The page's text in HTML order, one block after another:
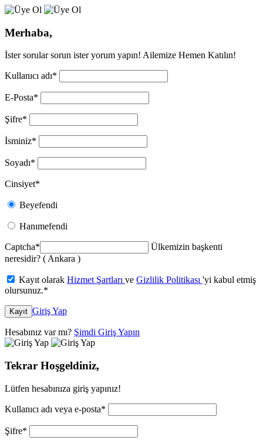
Merhaba,
İster sorular sorun ister yorum yapın! Ailemize Hemen Katılın!
Kullanıcı adı*
E-Posta*
Şifre*
İsminiz*
Soyadı*
Cinsiyet*
Beyefendi
Hanımefendi
Captcha*
Ülkemizin başkenti
neresidir? ( Ankara )
Kayıt olarak Hizmet Şartları ve Gizlilik Politikası 'yi kabul etmiş
olursunuz.*
Kayıt Giriş Yap
Hesabınız var mı? Şimdi Giriş Yapın
Tekrar Hoşgeldiniz,
Lütfen hesabınıza giriş yapınız!
Kullanıcı adı veya e-posta*
Şifre*